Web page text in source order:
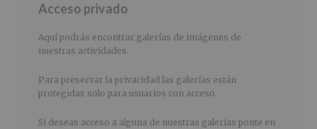
lateral
principal
Acceso privado
Aquí podrás encontrar galerías de imágenes de
nuestras actividades.
Para preservar la privacidad las galerías están
protegidas solo para usuarios con acceso.
Si deseas acceso a alguna de nuestras galerías ponte en